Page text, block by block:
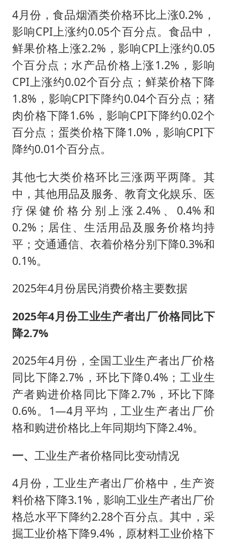
4月份，食品烟酒类价格环比上涨0.2%，
影响CPI上涨约0.05个百分点。食品中，
鲜果价格上涨2.2%，影响CPI上涨约0.05
个百分点；水产品价格上涨1.2%，影响
CPI上涨约0.02个百分点；鲜菜价格下降
1.8%，影响CPI下降约0.04个百分点；猪
肉价格下降1.6%，影响CPI下降约0.02个
百分点；蛋类价格下降1.0%，影响CPI下
降约0.01个百分点。
其他七大类价格环比三涨两平两降。其
中，其他用品及服务、教育文化娱乐、医
疗保健价格分别上涨2.4%、0.4%和
0.2%；居住、生活用品及服务价格均持
平；交通通信、衣着价格分别下降0.3%和
0.1%。
2025年4月份居民消费价格主要数据
2025年4月份工业生产者出厂价格同比下
降2.7%
2025年4月份，全国工业生产者出厂价格
同比下降2.7%，环比下降0.4%；工业生
产者购进价格同比下降2.7%，环比下降
0.6%。1—4月平均，工业生产者出厂价
格和购进价格比上年同期均下降2.4%。
一、 工业生产者价格同比变动情况
4月份，工业生产者出厂价格中，生产资
料价格下降3.1%，影响工业生产者出厂价
格总水平下降约2.28个百分点。其中，采
掘工业价格下降9.4%，原材料工业价格下